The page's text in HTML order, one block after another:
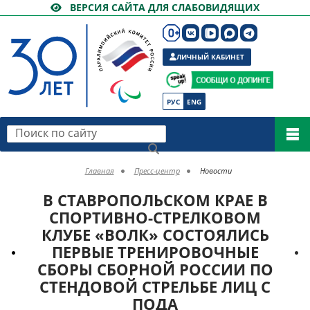
ВЕРСИЯ САЙТА ДЛЯ СЛАБОВИДЯЩИХ
РУС ENG
ЛИЧНЫЙ КАБИНЕТ
Поиск по сайту
Главная Пресс-центр Новости
В СТАВРОПОЛЬСКОМ КРАЕ В
СПОРТИВНО-СТРЕЛКОВОМ
КЛУБЕ «ВОЛК» СОСТОЯЛИСЬ
ПЕРВЫЕ ТРЕНИРОВОЧНЫЕ
СБОРЫ СБОРНОЙ РОССИИ ПО
СТЕНДОВОЙ СТРЕЛЬБЕ ЛИЦ С
ПОДА